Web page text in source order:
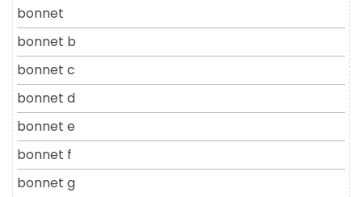
bonnet
bonnet b
bonnet c
bonnet d
bonnet e
bonnet f
bonnet g